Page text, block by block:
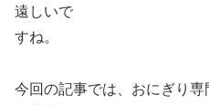
遠しいで
すね。
今回の記事では、おにぎり